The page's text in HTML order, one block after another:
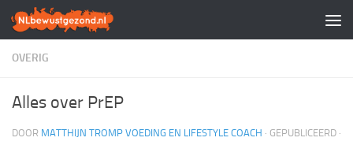
Doorgaan naar inhoud
OVERIG
Alles over PrEP
DOOR MATTHIJN TROMP VOEDING EN LIFESTYLE COACH · GEPUBLICEERD ·